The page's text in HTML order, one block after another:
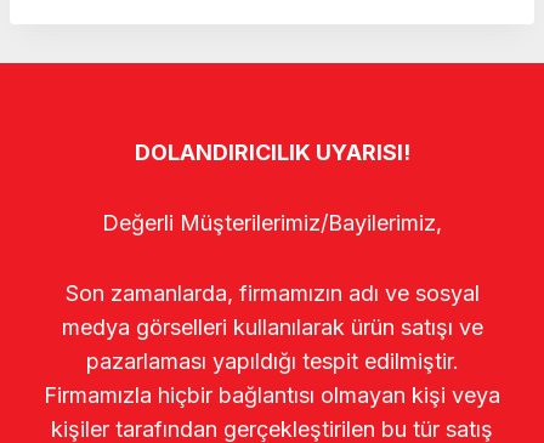
DOLANDIRICILIK UYARISI!
Değerli Müşterilerimiz/Bayilerimiz,
Son zamanlarda, firmamızın adı ve sosyal
medya görselleri kullanılarak ürün satışı ve
pazarlaması yapıldığı tespit edilmiştir.
Firmamızla hiçbir bağlantısı olmayan kişi veya
kişiler tarafından gerçekleştirilen bu tür satış